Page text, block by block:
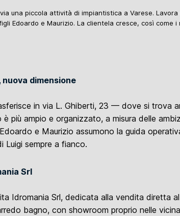
una piccola attività di impiantistica a Varese.
Edoardo e Maurizio. La clientela cresce, così come i
nuova dimensione
in via L. Ghiberti, 23 — dove si trova
è più ampio e organizzato, a misura delle
e Maurizio assumono la guida
Luigi sempre a fianco.
Srl
Idromania Srl, dedicata alla vendita diretta
bagno, con showroom proprio nelle